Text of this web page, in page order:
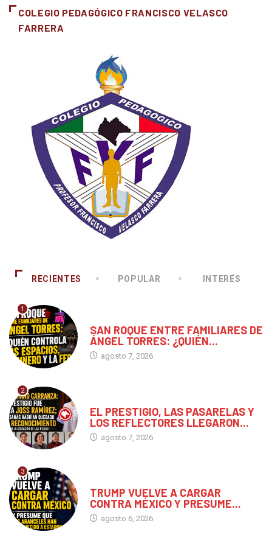
COLEGIO PEDAGÓGICO FRANCISCO VELASCO
FARRERA
RECIENTES POPULAR INTERÉS
1
SAN ROQUE ENTRE FAMILIARES DE
ÁNGEL TORRES: ¿QUIÉN...
agosto 7, 2026
2
EL PRESTIGIO, LAS PASARELAS Y
LOS REFLECTORES LLEGARON...
agosto 7, 2026
3
TRUMP VUELVE A CARGAR
CONTRA MÉXICO Y PRESUME...
agosto 6, 2026